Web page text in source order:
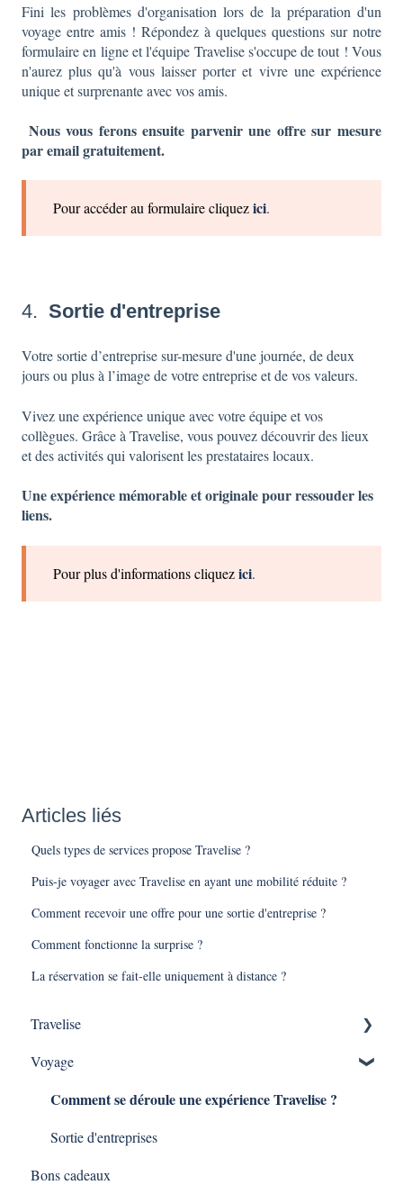
Fini les problèmes d'organisation lors de la préparation d'un
voyage entre amis ! Répondez à quelques questions sur notre
formulaire en ligne et l'équipe Travelise s'occupe de tout ! Vous
n'aurez plus qu'à vous laisser porter et vivre une expérience
unique et surprenante avec vos amis.
Nous vous ferons ensuite parvenir une offre sur mesure
par email gratuitement.
Pour accéder au formulaire cliquezici.
4. Sortie d'entreprise
Votre sortie d’entreprise sur-mesure d'une journée, de deux
jours ou plus à l’image de votre entreprise et de vos valeurs.
Vivez une expérience unique avec votre équipe et vos
collègues. Grâce à Travelise, vous pouvez découvrir des lieux
et des activités qui valorisent les prestataires locaux.
Une expérience mémorable et originale pour ressouder les
liens.
Pour plus d'informations cliquezici.
Articles liés
Quels types de services propose Travelise ?
Puis-je voyager avec Travelise en ayant une mobilité réduite ?
Comment recevoir une offre pour une sortie d'entreprise ?
Comment fonctionne la surprise ?
La réservation se fait-elle uniquement à distance ?
Travelise
Pourquoi Travelise ?
Qu'est ce qu'une expérience Travelise ?
Voyage
Comment se déroule une expérience Travelise ?
Sortie d'entreprises
Bons cadeaux